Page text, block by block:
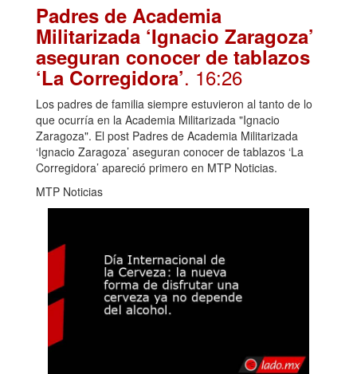
Padres de Academia
Militarizada ‘Ignacio Zaragoza’
aseguran conocer de tablazos
‘La Corregidora’. 16:26
Los padres de familia siempre estuvieron al tanto de lo
que ocurría en la Academia Militarizada "Ignacio
Zaragoza". El post Padres de Academia Militarizada
‘Ignacio Zaragoza’ aseguran conocer de tablazos ‘La
Corregidora’ apareció primero en MTP Noticias.
MTP Noticias